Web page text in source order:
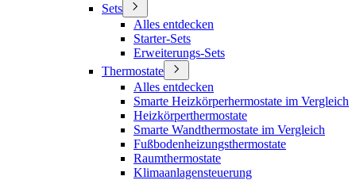
Sets
Alles entdecken
Starter-Sets
Erweiterungs-Sets
Thermostate
Alles entdecken
Smarte Heizkörperhermostate im Vergleich
Heizkörperthermostate
Smarte Wandthermostate im Vergleich
Fußbodenheizungsthermostate
Raumthermostate
Klimaanlagensteuerung